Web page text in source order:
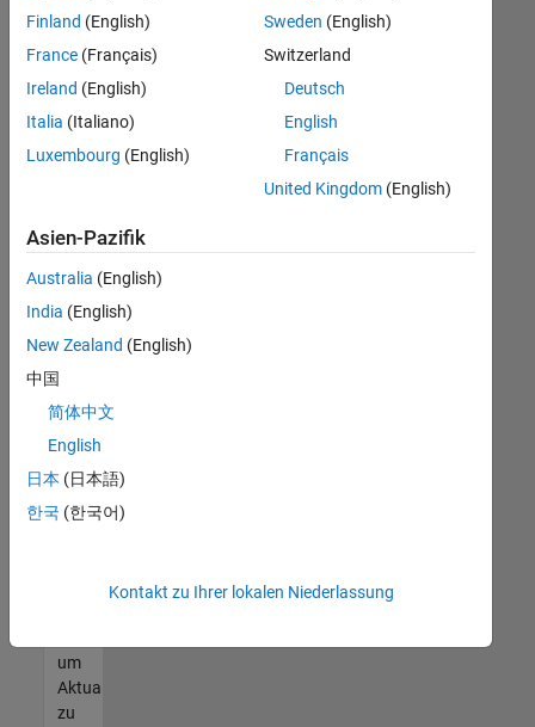
Suchkriterien
weiter
fassen
oder
alle
Stellenangebote
anzeigen .
noch
keine
offenen
Stellen
können,
die
Ihren
entsprechen,
werden
unseres
um
Aktualisierungen
zu
Finland (English)
France (Français)
Ireland (English)
Italia (Italiano)
Luxembourg (English)
Sweden (English)
Switzerland
Deutsch
English
Français
United Kingdom(English)
Asien-Pazifik
Australia (English)
India (English)
New Zealand (English)
中国
简体中文
English
日本 (日本語)
한국 (한국어)
Kontakt zu Ihrer lokalen Niederlassung